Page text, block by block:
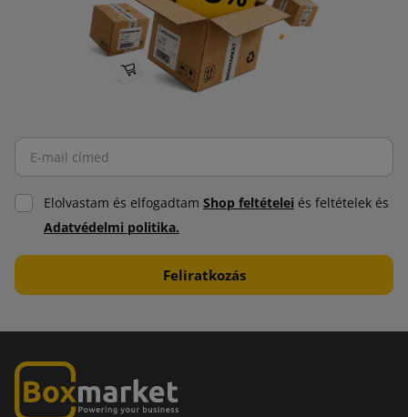
Elolvastam és elfogadtam Shop feltételei és feltételek és
Adatvédelmi politika.